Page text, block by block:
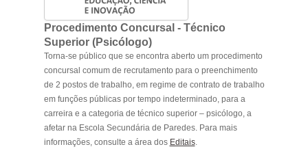
Procedimento Concursal - Técnico
Superior (Psicólogo)
Torna-se público que se encontra aberto um procedimento
concursal comum de recrutamento para o preenchimento
de 2 postos de trabalho, em regime de contrato de trabalho
em funções públicas por tempo indeterminado, para a
carreira e a categoria de técnico superior – psicólogo, a
afetar na Escola Secundária de Paredes. Para mais
informações, consulte a área dos Editais.